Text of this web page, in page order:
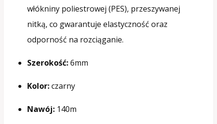
włókniny poliestrowej (PES), przeszywanej
nitką, co gwarantuje elastyczność oraz
odporność na rozciąganie.
Szerokość:6mm
Kolor:czarny
Nawój: 140m